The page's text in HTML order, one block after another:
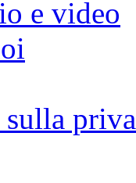
e video